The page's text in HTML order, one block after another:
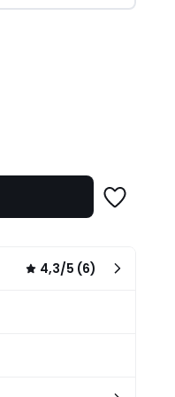
Ajouter
4,3/5 (6)